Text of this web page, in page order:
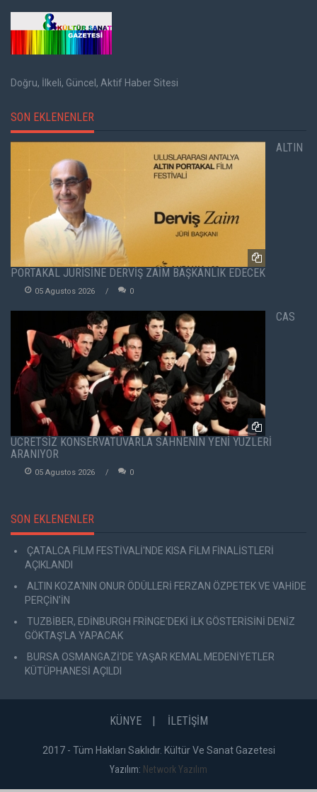
Doğru, İlkeli, Güncel, Aktif Haber Sitesi
SON EKLENENLER
ALTIN
PORTAKAL JÜRİSİNE DERVİŞ ZAİM BAŞKANLIK EDECEK
05 Agustos 2026 0
CAS
ÜCRETSİZ KONSERVATUVARLA SAHNENİN YENİ YÜZLERİ
ARANIYOR
05 Agustos 2026 0
SON EKLENENLER
ÇATALCA FİLM FESTİVALİ'NDE KISA FİLM FİNALİSTLERİ
AÇIKLANDI
ALTIN KOZA'NIN ONUR ÖDÜLLERİ FERZAN ÖZPETEK VE VAHİDE
PERÇİN'İN
TUZBİBER, EDİNBURGH FRİNGE'DEKİ İLK GÖSTERİSİNİ DENİZ
GÖKTAŞ'LA YAPACAK
BURSA OSMANGAZİ'DE YAŞAR KEMAL MEDENİYETLER
KÜTÜPHANESİ AÇILDI
KÜNYE İLETİŞİM
2017 - Tüm Hakları Saklıdır. Kültür Ve Sanat Gazetesi
Yazılım: Network Yazılım